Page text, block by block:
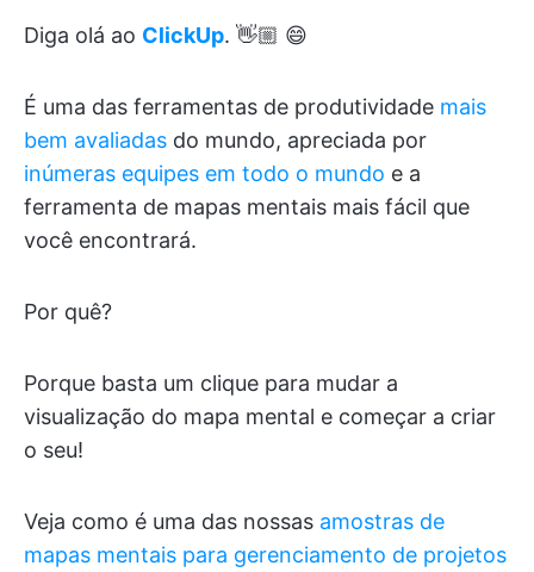
Diga olá ao ClickUp. 👋🏼 😄
É uma das ferramentas de produtividade mais
bem avaliadas do mundo, apreciada por
inúmeras equipes em todo o mundo e a
ferramenta de mapas mentais mais fácil que
você encontrará.
Por quê?
Porque basta um clique para mudar a
visualização do mapa mental e começar a criar
o seu!
Veja como é uma das nossas amostras de
mapas mentais para gerenciamento de projetos